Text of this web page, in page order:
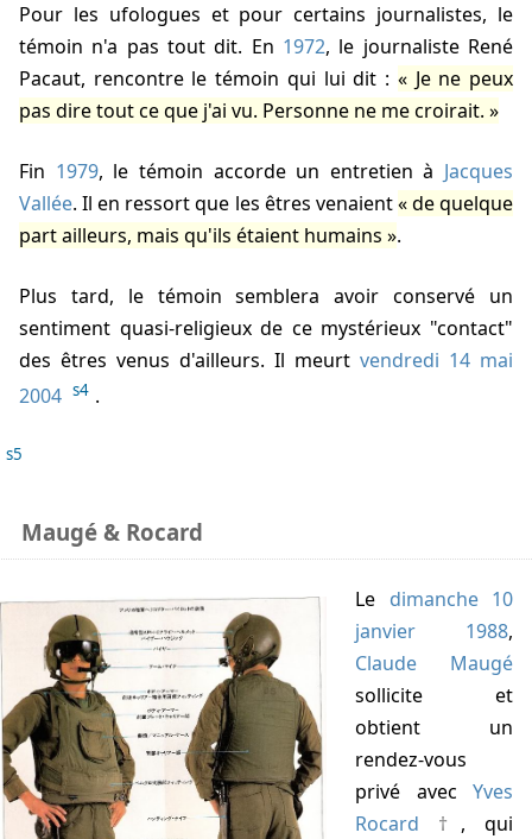
Pour les ufologues et pour certains journalistes, le
témoin n'a pas tout dit. En 1972, le journaliste René
Pacaut, rencontre le témoin qui lui dit :
Je ne peux
pas dire tout ce que j'ai vu. Personne ne me croirait.
Fin 1979, le témoin accorde un entretien à Jacques
Vallée. Il en ressort que les êtres venaient
de quelque
part ailleurs, mais qu'ils étaient humains
.
Plus tard, le témoin semblera avoir conservé un
sentiment quasi-religieux de ce mystérieux "contact"
des êtres venus d'ailleurs. Il meurt vendredi 14 mai
2004 s4 .
s5
Maugé & Rocard
Le dimanche 10
janvier 1988,
Claude Maugé
sollicite et
obtient un
rendez-vous
privé avec Yves
Rocard
, qui